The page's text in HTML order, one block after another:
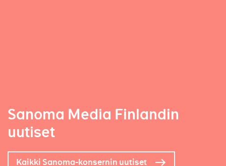
Sanoma Media Finlandin
uutiset
Kaikki Sanoma-konsernin uutiset